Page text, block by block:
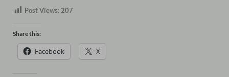
Post Views: 207
Share this:
Facebook X